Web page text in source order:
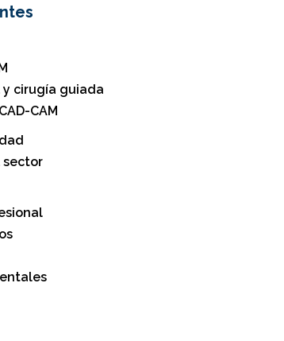
cirugía guiada
CAM
sector